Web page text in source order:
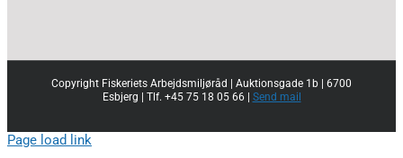
Copyright Fiskeriets Arbejdsmiljøråd | Auktionsgade 1b | 6700
Esbjerg | Tlf. +45 75 18 05 66 | Send mail
Page load link